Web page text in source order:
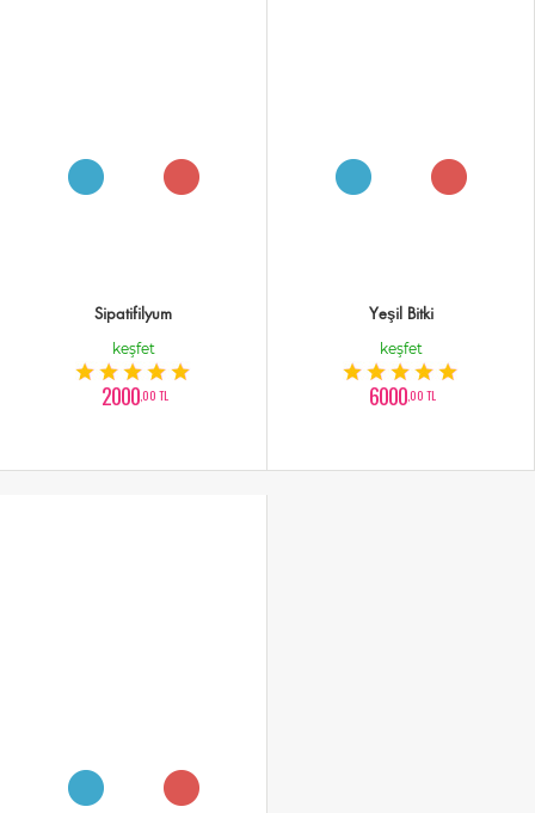
Sipatifilyum
keşfet
2000,00 TL
Yeşil Bitki
keşfet
6000,00 TL